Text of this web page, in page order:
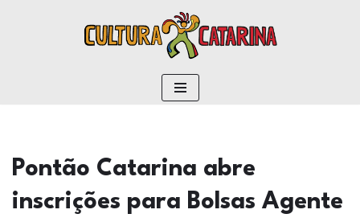
Pontão Catarina abre
inscrições para Bolsas Agente